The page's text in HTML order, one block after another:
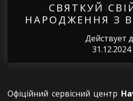
СВЯТКУЙ
НАРОДЖЕННЯ З
Действует
31.12.2024
Офіційний сервісний центр